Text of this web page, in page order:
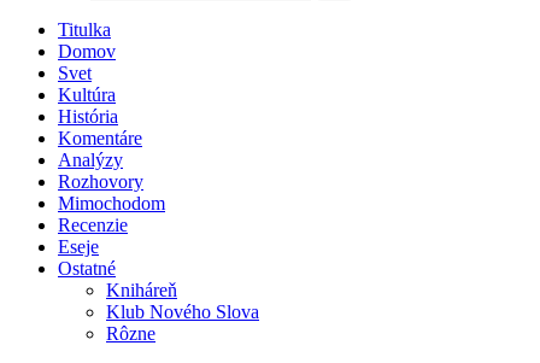
Titulka
Domov
Svet
Kultúra
História
Komentáre
Analýzy
Rozhovory
Mimochodom
Recenzie
Eseje
Ostatné
Kniháreň
Klub Nového Slova
Rôzne